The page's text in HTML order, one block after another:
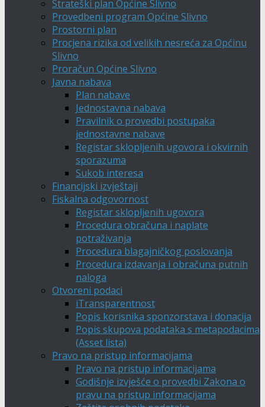
Strateški plan Općine Slivno
Provedbeni program Općine Slivno
Prostorni plan
Procjena rizika od velikih nesreća za Općinu
Slivno
Proračun Općine Slivno
Javna nabava
Plan nabave
Jednostavna nabava
Pravilnik o provedbi postupaka
jednostavne nabave
Registar sklopljenih ugovora i okvirnih
sporazuma
Sukob interesa
Financijski izvještaji
Fiskalna odgovornost
Registar sklopljenih ugovora
Procedura obračuna i naplate
potraživanja
Procedura blagajničkog poslovanja
Procedura izdavanja i obračuna putnih
naloga
Otvoreni podaci
iTransparentnost
Popis korisnika sponzorstava i donacija
Popis skupova podataka s metapodacima
(Asset lista)
Pravo na pristup informacijama
Pravo na pristup informacijama
Godišnje izvješće o provedbi Zakona o
pravu na pristup informacijama